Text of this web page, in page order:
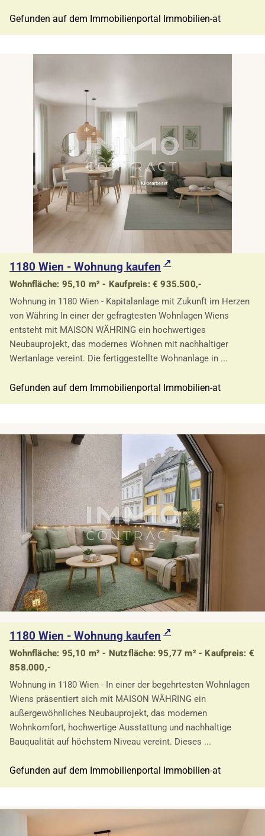
Gefunden auf dem Immobilienportal Immobilien-at
1180 Wien - Wohnung kaufen
Wohnfläche: 95,10 m² - Kaufpreis: € 935.500,-
Wohnung in 1180 Wien - Kapitalanlage mit Zukunft im Herzen
von Währing In einer der gefragtesten Wohnlagen Wiens
entsteht mit MAISON WÄHRING ein hochwertiges
Neubauprojekt, das modernes Wohnen mit nachhaltiger
Wertanlage vereint. Die fertiggestellte Wohnanlage in ...
Gefunden auf dem Immobilienportal Immobilien-at
1180 Wien - Wohnung kaufen
Wohnfläche: 95,10 m² - Nutzfläche: 95,77 m² - Kaufpreis: €
858.000,-
Wohnung in 1180 Wien - In einer der begehrtesten Wohnlagen
Wiens präsentiert sich mit MAISON WÄHRING ein
außergewöhnliches Neubauprojekt, das modernen
Wohnkomfort, hochwertige Ausstattung und nachhaltige
Bauqualität auf höchstem Niveau vereint. Dieses ...
Gefunden auf dem Immobilienportal Immobilien-at